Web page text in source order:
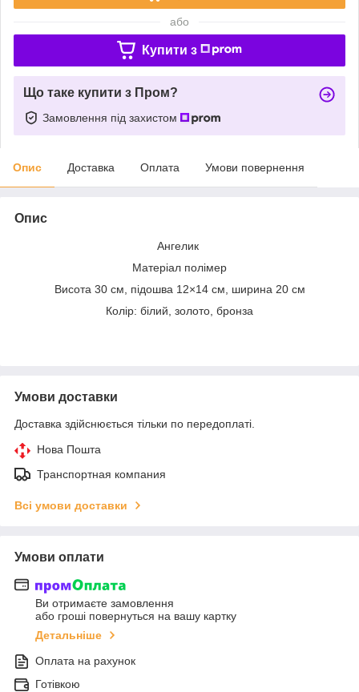
або
Купити з
Що таке купити з Пром?
Замовлення під захистом
Опис Доставка Оплата Умови повернення
Опис
Ангелик
Матеріал полімер
Висота 30 см, підошва 12×14 см, ширина 20 см
Колір: білий, золото, бронза
Умови доставки
Доставка здійснюється тільки по передоплаті.
Нова Пошта
Транспортная компания
Всі умови доставки
Умови оплати
Ви отримаєте замовлення
або гроші повернуться на вашу картку
Детальніше
Оплата на рахунок
Готівкою